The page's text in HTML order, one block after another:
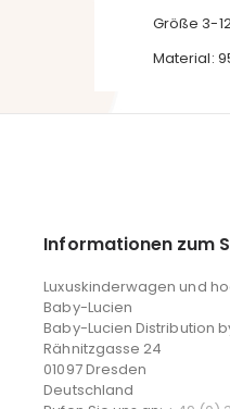
Größe 3-
Material:
Informationen zum
Luxuskinderwagen und
Baby-Lucien
Baby-Lucien Distribution
Rähnitzgasse 24
01097 Dresden
Deutschland